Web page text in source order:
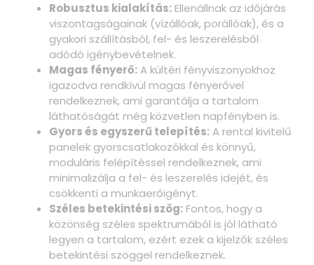
Robusztus kialakítás: Ellenállnak az időjárás
viszontagságainak (vízállóak, porállóak), és a
gyakori szállításból, fel- és leszerelésből
adódó igénybevételnek.
Magas fényerő:A kültéri fényviszonyokhoz
igazodva rendkívül magas fényerővel
rendelkeznek, ami garantálja a tartalom
láthatóságát még közvetlen napfényben is.
Gyors és egyszerű telepítés:A rental kivitelű
panelek gyorscsatlakozókkal és könnyű,
moduláris felépítéssel rendelkeznek, ami
minimalizálja a fel- és leszerelés idejét, és
csökkenti a munkaerőigényt.
Széles betekintési szög: Fontos, hogy a
közönség széles spektrumából is jól látható
legyen a tartalom, ezért ezek a kijelzők széles
betekintési szöggel rendelkeznek.